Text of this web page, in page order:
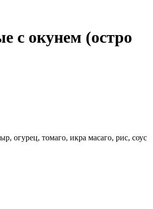
с окунем (остро
огурец, томаго, икра масаго, рис, соус